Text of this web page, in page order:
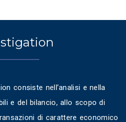
consiste nell’analisi e nella
e del bilancio, allo scopo di
di carattere economico